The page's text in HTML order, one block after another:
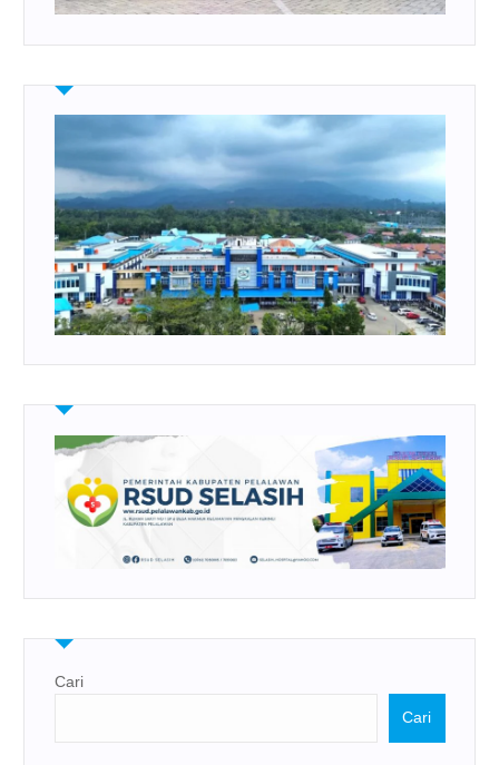
Cari
Cari